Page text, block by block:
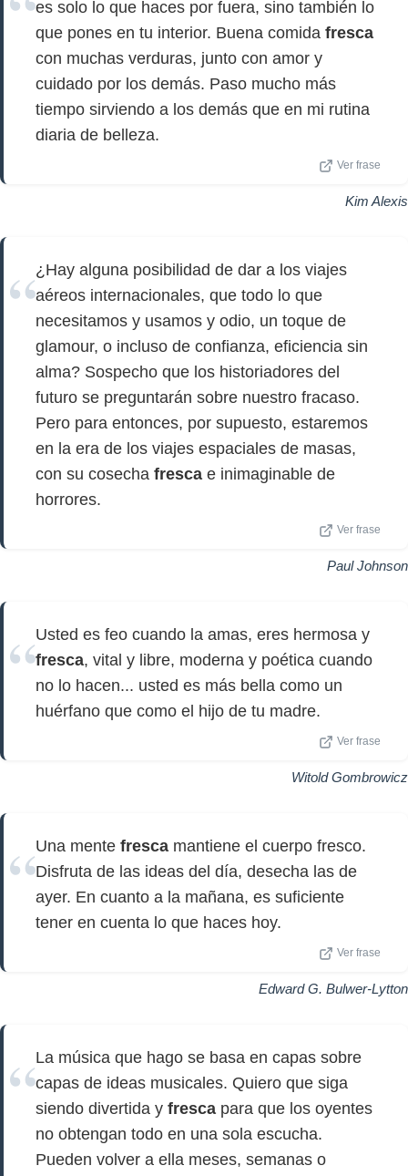
es solo lo que haces por fuera, sino también lo
que pones en tu interior. Buena comida fresca
con muchas verduras, junto con amor y
cuidado por los demás. Paso mucho más
tiempo sirviendo a los demás que en mi rutina
diaria de belleza.
Ver frase
Kim Alexis
¿Hay alguna posibilidad de dar a los viajes
aéreos internacionales, que todo lo que
necesitamos y usamos y odio, un toque de
glamour, o incluso de confianza, eficiencia sin
alma? Sospecho que los historiadores del
futuro se preguntarán sobre nuestro fracaso.
Pero para entonces, por supuesto, estaremos
en la era de los viajes espaciales de masas,
con su cosecha fresca e inimaginable de
horrores.
Ver frase
Paul Johnson
Usted es feo cuando la amas, eres hermosa y
fresca, vital y libre, moderna y poética cuando
no lo hacen... usted es más bella como un
huérfano que como el hijo de tu madre.
Ver frase
Witold Gombrowicz
Una mente fresca mantiene el cuerpo fresco.
Disfruta de las ideas del día, desecha las de
ayer. En cuanto a la mañana, es suficiente
tener en cuenta lo que haces hoy.
Ver frase
Edward G. Bulwer-Lytton
La música que hago se basa en capas sobre
capas de ideas musicales. Quiero que siga
siendo divertida y fresca para que los oyentes
no obtengan todo en una sola escucha.
Pueden volver a ella meses, semanas o